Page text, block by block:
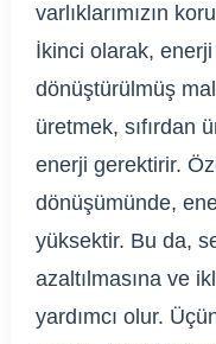
varlıklarımızın
İkinci olarak,
dönüştürülmüş
üretmek, sıfırdan
enerji gerektirir.
dönüşümünde,
yüksektir. Bu da,
azaltılmasına ve
yardımcı olur.